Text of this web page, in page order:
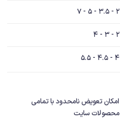
2 - 3.5 - 5 - 7
2 - 3 - 4
4 - 4.5 - 5.5
امکان تعویض نامحدود با تمامی
محصولات سایت